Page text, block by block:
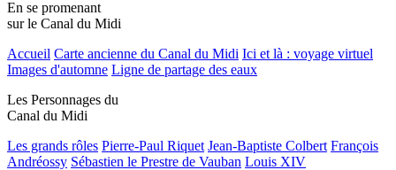
En se promenant
sur le Canal du Midi
Accueil Carte ancienne du Canal du Midi Ici et là : voyage virtuel
Images d'automne Ligne de partage des eaux
Les Personnages du
Canal du Midi
Les grands rôles Pierre-Paul Riquet Jean-Baptiste Colbert François
Andréossy Sébastien le Prestre de Vauban Louis XIV